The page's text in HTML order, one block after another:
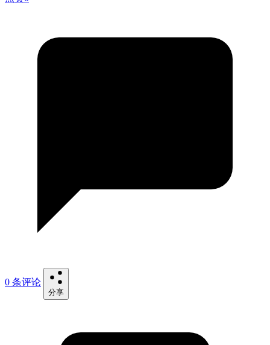
0 条评论
分享